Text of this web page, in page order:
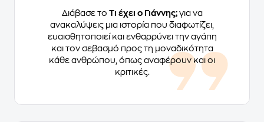
Διάβασε το Τι έχει ο Γιάννης;για να
ανακαλύψεις μια ιστορία που διαφωτίζει,
ευαισθητοποιεί και ενθαρρύνει την αγάπη
και τον σεβασμό προς τη μοναδικότητα
κάθε ανθρώπου, όπως αναφέρουν και οι
κριτικές.